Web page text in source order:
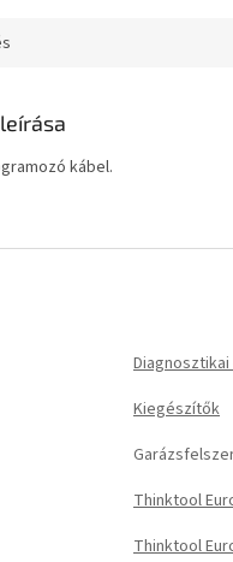
kábel.
Kiegészítők
Thinktool
Thinktool